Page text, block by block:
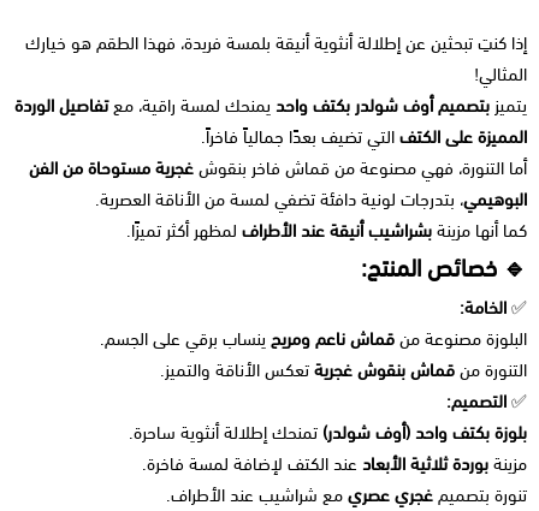
إذا كنتِ تبحثين عن إطلالة أنثوية أنيقة بلمسة فريدة، فهذا الطقم هو خيارك
المثالي!
يتميز بتصميم أوف شولدر بكتف واحد يمنحك لمسة راقية، معتفاصيل الوردة
المميزة على الكتفالتي تضيف بعدًا جمالياً فاخراً.
أما التنورة، فهي مصنوعة من قماش فاخر بنقوشغجرية مستوحاة من الفن
البوهيمي، بتدرجات لونية دافئة تضفي لمسة من الأناقة العصرية.
كما أنها مزينةبشراشيب أنيقة عند الأطراف لمظهر أكثر تميزًا.
🔹 خصائص المنتج:
✅الخامة:
البلوزة مصنوعة منقماش ناعم ومريح ينساب برقي على الجسم.
التنورة منقماش بنقوش غجريةتعكس الأناقة والتميز.
✅التصميم:
بلوزة بكتف واحد (أوف شولدر) تمنحك إطلالة أنثوية ساحرة.
مزينةبوردة ثلاثية الأبعاد عند الكتف لإضافة لمسة فاخرة.
تنورة بتصميمغجري عصريمع شراشيب عند الأطراف.